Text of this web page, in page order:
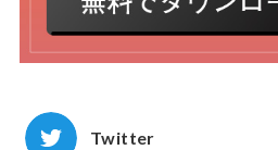
Twitter